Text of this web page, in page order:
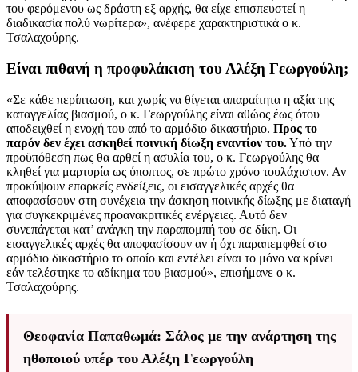
του φερόμενου ως δράστη εξ αρχής, θα είχε επισπευστεί η
διαδικασία πολύ νωρίτερα», ανέφερε χαρακτηριστικά ο κ.
Τσαλαχούρης.
Είναι πιθανή η προφυλάκιση του Αλέξη Γεωργούλη;
«Σε κάθε περίπτωση, και χωρίς να θίγεται απαραίτητα η αξία της
καταγγελίας βιασμού, ο κ. Γεωργούλης είναι αθώος έως ότου
αποδειχθεί η ενοχή του από το αρμόδιο δικαστήριο. Προς το
παρόν δεν έχει ασκηθεί ποινική δίωξη εναντίον του.Υπό την
προϋπόθεση πως θα αρθεί η ασυλία του, ο κ. Γεωργούλης θα
κληθεί για μαρτυρία ως ύποπτος, σε πρώτο χρόνο τουλάχιστον. Αν
προκύψουν επαρκείς ενδείξεις, οι εισαγγελικές αρχές θα
αποφασίσουν στη συνέχεια την άσκηση ποινικής δίωξης με διαταγή
για συγκεκριμένες προανακριτικές ενέργειες. Αυτό δεν
συνεπάγεται κατ’ ανάγκη την παραπομπή του σε δίκη. Οι
εισαγγελικές αρχές θα αποφασίσουν αν ή όχι παραπεμφθεί στο
αρμόδιο δικαστήριο το οποίο και εντέλει είναι το μόνο να κρίνει
εάν τελέστηκε το αδίκημα του βιασμού», επισήμανε ο κ.
Τσαλαχούρης.
Θεοφανία Παπαθωμά: Σάλος με την ανάρτηση της
ηθοποιού υπέρ του Αλέξη Γεωργούλη